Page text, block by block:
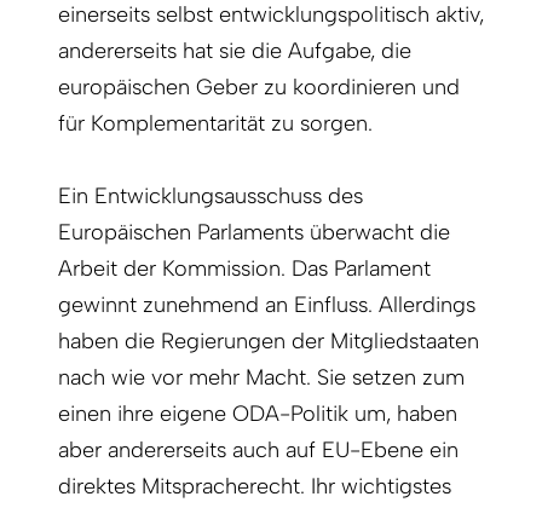
einerseits selbst entwicklungspolitisch aktiv,
andererseits hat sie die Aufgabe, die
europäischen Geber zu koordinieren und
für Komplementarität zu sorgen.
Ein Entwicklungsausschuss des
Europäischen Parlaments überwacht die
Arbeit der Kommission. Das Parlament
gewinnt zunehmend an Einfluss. Allerdings
haben die Regierungen der Mitgliedstaaten
nach wie vor mehr Macht. Sie setzen zum
einen ihre eigene ODA-Politik um, haben
aber andererseits auch auf EU-Ebene ein
direktes Mitspracherecht. Ihr wichtigstes